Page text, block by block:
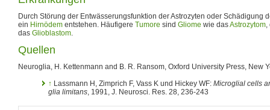
Durch Störung der Entwässerungsfunktion der Astrozyten oder Schädigung
ein Hirnödem entstehen. Häufigere Tumore sind Gliome wie dasAstrozytom,
das Glioblastom.
Quellen
Neuroglia, H. Kettenmann and B. R. Ransom, Oxford University Press, New
↑ Lassmann H, Zimprich F, Vass K und Hickey WF: Microglial cells
glia limitans, 1991, J. Neurosci. Res. 28, 236-243